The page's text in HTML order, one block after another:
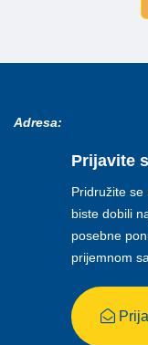
Adresa:
Prijavite
Pridružite se
biste dobili
posebne
prijemnom